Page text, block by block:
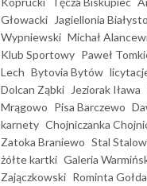
Głowacki
Jagiellonia
Wypniewski Michał
Klub Sportowy Paweł
Lech Bytovia Bytów
Dolcan Ząbki
Jeziorak Iława
Mrągowo Pisa Barczewo
karnety Chojniczanka
Zatoka Braniewo Stal
żółte kartki Galeria
Zajączkowski Rominta